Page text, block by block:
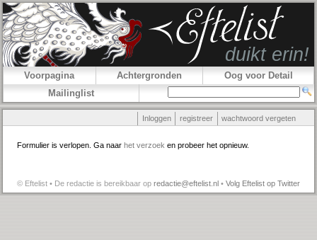
Voorpagina Achtergronden
Oog voor Detail
Mailinglist
Inloggen registreer wachtwoord vergeten
Formulier is verlopen. Ga naar het verzoek en probeer het opnieuw.
© Eftelist • De redactie is bereikbaar op redactie@eftelist.nl • Volg Eftelist op Twitter